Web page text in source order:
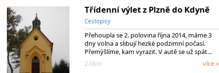
Třídenní výlet z Plzně do Kdyně
Cestopisy
Přehoupla se 2. polovina října 2014, máme 3
dny volna a slibují hezké podzimní počasí.
Přemýšlíme, kam vyrazit. V autě se už spát…
2.6km
více »